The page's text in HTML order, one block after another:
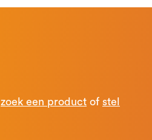
zoek een product of stel